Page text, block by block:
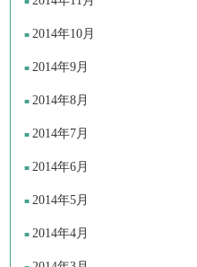
2014年10月
2014年9月
2014年8月
2014年7月
2014年6月
2014年5月
2014年4月